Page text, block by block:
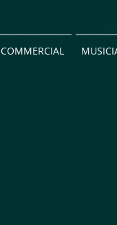
COMMERCIAL